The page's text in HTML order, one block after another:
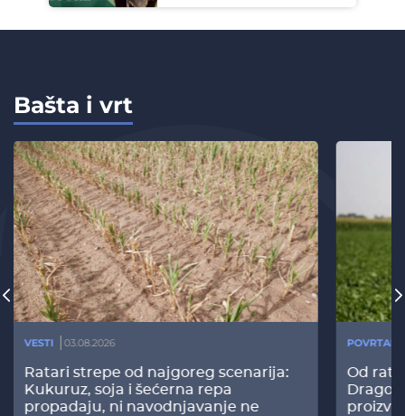
Bašta i vrt
VESTI 03.08.2026
Ratari strepe od najgoreg scenarija:
Kukuruz, soja i šećerna repa
propadaju, ni navodnjavanje ne
Od